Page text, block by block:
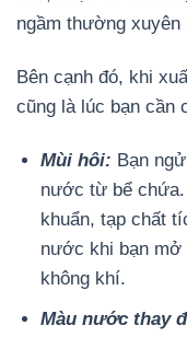
ngầm thường xuyên
Bên cạnh đó, khi
cũng là lúc bạn cần
Mùi hôi: Bạn
nước từ bể
khuẩn, tạp chất
nước khi bạn
không khí.
Màu nước thay